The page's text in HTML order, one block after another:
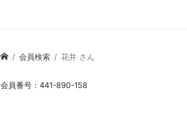
会員検索 花井 さん
会員番号：441-890-158